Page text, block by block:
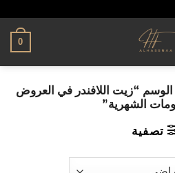
0
“زيت اللافندر في العروض
الشهرية”
تصفية